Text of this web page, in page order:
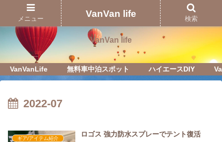
Just another WordPress site
VanVan life
VanVanLife 無料車中泊スポット ハイエースDIY
2022-07
ギア/アイテム紹介
ロゴス 強力防水スプレーでテント復活
メニュー VanVan life 検索